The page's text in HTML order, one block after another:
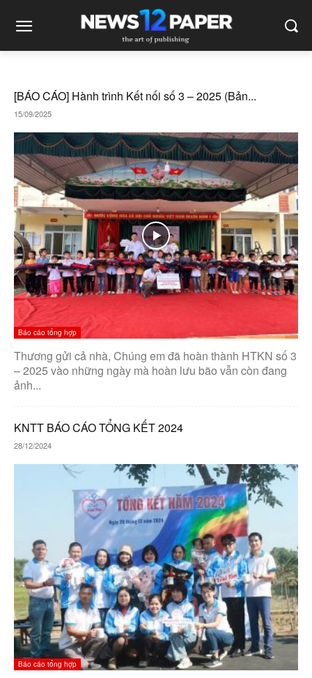
[BÁO CÁO] Hành trình Kết nối số 3 – 2025 (Bản...
15/09/2025
Báo cáo tổng hợp
Thương gửi cả nhà, Chúng em đã hoàn thành HTKN số 3
– 2025 vào những ngày mà hoàn lưu bão vẫn còn đang
ảnh...
KNTT BÁO CÁO TỔNG KẾT 2024
28/12/2024
Báo cáo tổng hợp